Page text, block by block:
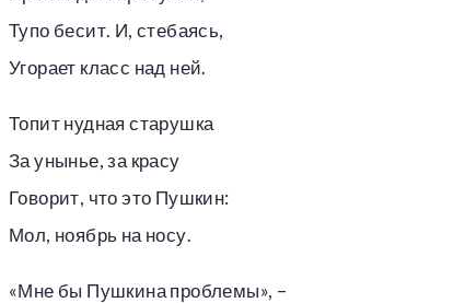
Тупо бесит. И, стебаясь,
Угорает класс над ней.
Топит нудная старушка
За унынье, за красу
Говорит, что это Пушкин:
Мол, ноябрь на носу.
«Мне бы Пушкина проблемы», –